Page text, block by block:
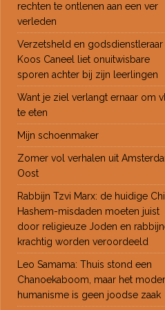
rechten te ontlenen aan een ver
verleden
Verzetsheld en godsdienstleraar
Koos Caneel liet onuitwisbare
sporen achter bij zijn leerlingen
Want je ziel verlangt ernaar om
te eten
Mijn schoenmaker
Zomer vol verhalen uit
Oost
Rabbijn Tzvi Marx: de huidige
Hashem-misdaden moeten juist
door religieuze Joden en
krachtig worden veroordeeld
Leo Samama: Thuis stond een
Chanoekaboom, maar het
humanisme is geen joodse zaak